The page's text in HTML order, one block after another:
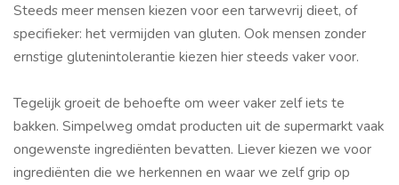
Steeds meer mensen kiezen voor een tarwevrij dieet, of
specifieker: het vermijden van gluten. Ook mensen zonder
ernstige glutenintolerantie kiezen hier steeds vaker voor.
Tegelijk groeit de behoefte om weer vaker zelf iets te
bakken. Simpelweg omdat producten uit de supermarkt vaak
ongewenste ingrediënten bevatten. Liever kiezen we voor
ingrediënten die we herkennen en waar we zelf grip op